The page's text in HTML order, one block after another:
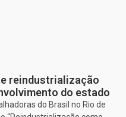
reindustrialização
do estado
do Brasil no Rio de